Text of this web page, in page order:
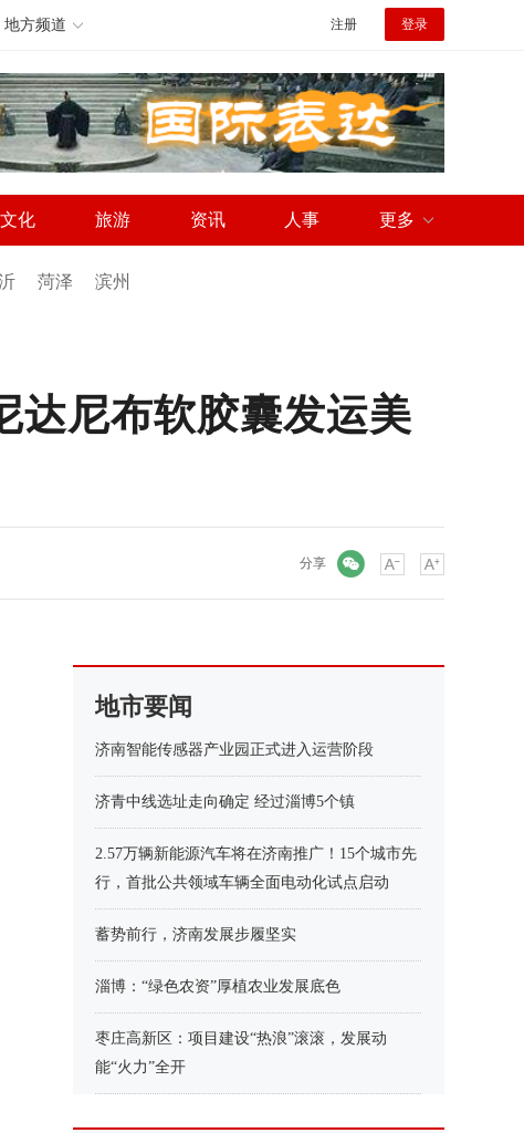
地方频道 注册 登录
文化 旅游 资讯 人事 更多
菏泽 滨州
达尼布软胶囊发运美
分享
地市要闻
济南智能传感器产业园正式进入运营阶段
济青中线选址走向确定 经过淄博5个镇
2.57万辆新能源汽车将在济南推广！15个城市先
行，首批公共领域车辆全面电动化试点启动
蓄势前行，济南发展步履坚实
淄博：“绿色农资”厚植农业发展底色
枣庄高新区：项目建设“热浪”滚滚，发展动
能“火力”全开